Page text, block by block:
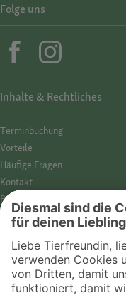
Inhalte & Rechtliches
Termin­buchung
Vorteile
Häufige Fragen
Kontakt
Barrierefreiheit
Impressum
Cookies
AGB
Folge uns